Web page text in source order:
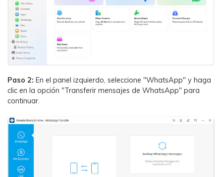
Paso 2: En el panel izquierdo, seleccione "WhatsApp" y haga
clic en la opción "Transferir mensajes de WhatsApp" para
continuar.